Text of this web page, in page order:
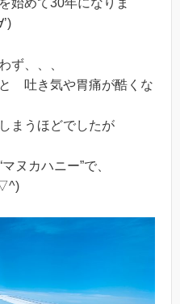
始めて30年になりま
ず、、、
吐き気や胃痛が酷くな
まうほどでしたが
ヌカハニー”で、
)